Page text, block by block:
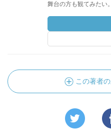
舞台の方も観てみたい。
この著者